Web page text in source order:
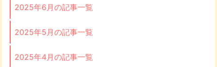
2025年6月の記事一覧
2025年5月の記事一覧
2025年4月の記事一覧